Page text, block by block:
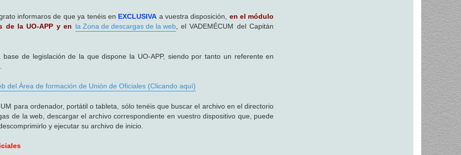
informaros de que ya tenéis en EXCLUSIVA a vuestra disposición, en el módulo
de la UO-APP y en la Zona de descargas de la web, el VADEMÉCUM del Capitán
base de legislación de la que dispone la UO-APP, siendo por tanto un referente en
del Área de formación de Unión de Oficiales (Clicando aquí)
para ordenador, portátil o tableta, sólo tenéis que buscar el archivo en el directorio
de la web, descargar el archivo correspondiente en vuestro dispositivo que, puede
y ejecutar su archivo de inicio.